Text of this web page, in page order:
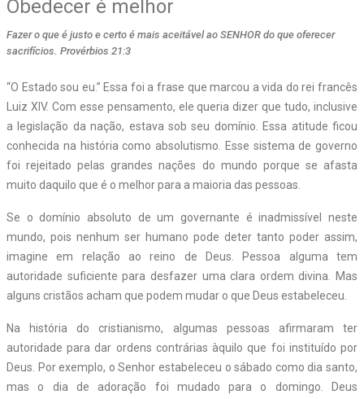
Obedecer é melhor
Fazer o que é justo e certo é mais aceitável ao SENHOR do que oferecer
sacrifícios. Provérbios 21:3
“O Estado sou eu.” Essa foi a frase que marcou a vida do rei francês
Luiz XIV. Com esse pensamento, ele queria dizer que tudo, inclusive
a legislação da nação, estava sob seu domínio. Essa atitude ficou
conhecida na história como absolutismo. Esse sistema de governo
foi rejeitado pelas grandes nações do mundo porque se afasta
muito daquilo que é o melhor para a maioria das pessoas.
Se o domínio absoluto de um governante é inadmissível neste
mundo, pois nenhum ser humano pode deter tanto poder assim,
imagine em relação ao reino de Deus. Pessoa alguma tem
autoridade suficiente para desfazer uma clara ordem divina. Mas
alguns cristãos acham que podem mudar o que Deus estabeleceu.
Na história do cristianismo, algumas pessoas afirmaram ter
autoridade para dar ordens contrárias àquilo que foi instituído por
Deus. Por exemplo, o Senhor estabeleceu o sábado como dia santo,
mas o dia de adoração foi mudado para o domingo. Deus